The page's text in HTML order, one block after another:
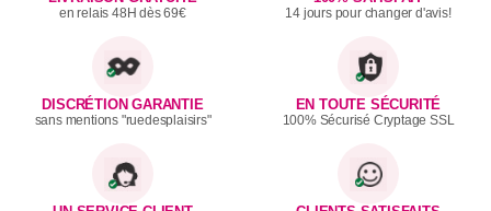
en relais 48H dès 69€ 14 jours pour changer d'avis!
DISCRÉTION GARANTIE
sans mentions "ruedesplaisirs"
EN TOUTE SÉCURITÉ
100% Sécurisé Cryptage SSL